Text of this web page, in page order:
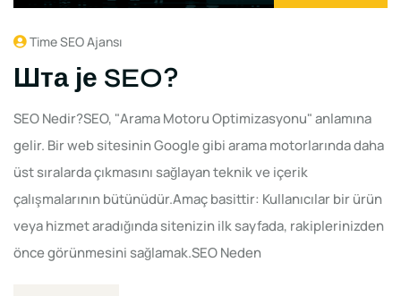
Time SEO Ajansı
Шта је SEO?
SEO Nedir?SEO, "Arama Motoru Optimizasyonu" anlamına
gelir. Bir web sitesinin Google gibi arama motorlarında daha
üst sıralarda çıkmasını sağlayan teknik ve içerik
çalışmalarının bütünüdür.Amaç basittir: Kullanıcılar bir ürün
veya hizmet aradığında sitenizin ilk sayfada, rakiplerinizden
önce görünmesini sağlamak.SEO Neden